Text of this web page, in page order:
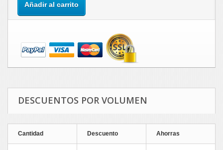
Añadir al carrito
DESCUENTOS POR VOLUMEN
Cantidad Descuento Ahorras